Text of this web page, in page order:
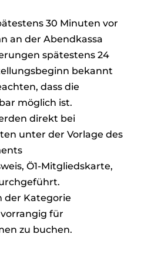
30 Minuten vor
an der Abendkassa
spätestens 24
bekannt
dass die
möglich ist.
direkt bei
unter der Vorlage des
Ö1-Mitgliedskarte,
der Kategorie
für
zu buchen.